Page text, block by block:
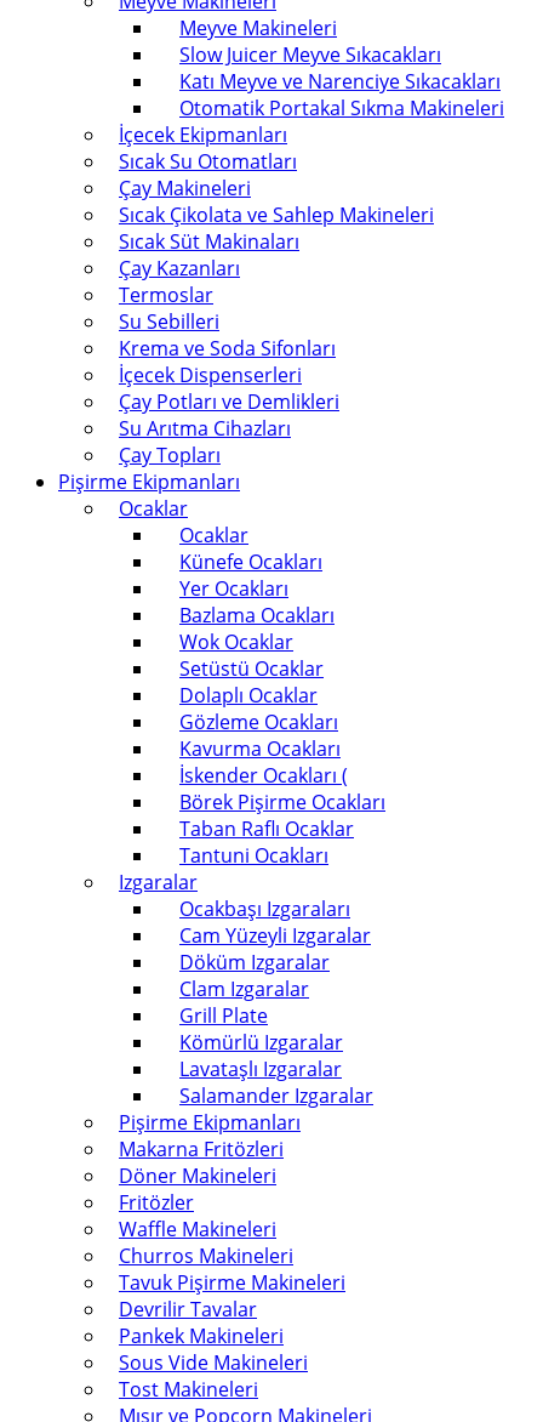
Meyve Makineleri
Slow Juicer Meyve Sıkacakları
Katı Meyve ve Narenciye Sıkacakları
Otomatik Portakal Sıkma Makineleri
İçecek Ekipmanları
Sıcak Su Otomatları
Çay Makineleri
Sıcak Çikolata ve Sahlep Makineleri
Sıcak Süt Makinaları
Çay Kazanları
Termoslar
Su Sebilleri
Krema ve Soda Sifonları
İçecek Dispenserleri
Çay Potları ve Demlikleri
Su Arıtma Cihazları
Çay Topları
Pişirme Ekipmanları
Ocaklar
Ocaklar
Künefe Ocakları
Yer Ocakları
Bazlama Ocakları
Wok Ocaklar
Setüstü Ocaklar
Dolaplı Ocaklar
Gözleme Ocakları
Kavurma Ocakları
İskender Ocakları (
Börek Pişirme Ocakları
Taban Raflı Ocaklar
Tantuni Ocakları
Izgaralar
Ocakbaşı Izgaraları
Cam Yüzeyli Izgaralar
Döküm Izgaralar
Clam Izgaralar
Grill Plate
Kömürlü Izgaralar
Lavataşlı Izgaralar
Salamander Izgaralar
Pişirme Ekipmanları
Makarna Fritözleri
Döner Makineleri
Fritözler
Waffle Makineleri
Churros Makineleri
Tavuk Pişirme Makineleri
Devrilir Tavalar
Pankek Makineleri
Sous Vide Makineleri
Tost Makineleri
Mısır ve Popcorn Makineleri